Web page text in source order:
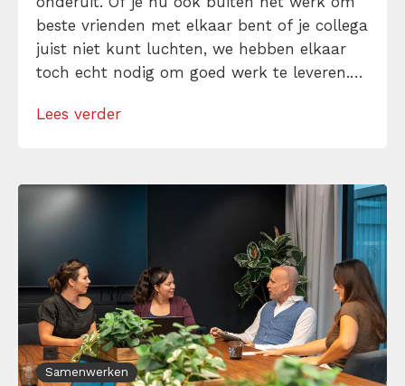
beste vrienden met elkaar bent of je collega
juist niet kunt luchten, we hebben elkaar
toch echt nodig om goed werk te leveren.
om door één kantoordeur te kunnen. Met
Lees verder
Samenwerken